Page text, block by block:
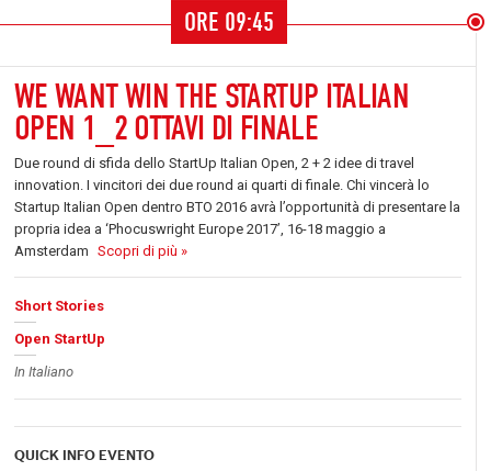
ORE 09:45
WE WANT WIN THE STARTUP ITALIAN
OPEN 1_2 OTTAVI DI FINALE
Due round di sfida dello StartUp Italian Open, 2 + 2 idee di travel
innovation. I vincitori dei due round ai quarti di finale. Chi vincerà lo
Startup Italian Open dentro BTO 2016 avrà l’opportunità di presentare la
propria idea a ‘Phocuswright Europe 2017’, 16-18 maggio a
Amsterdam Scopri di più »
Short Stories
Open StartUp
In Italiano
QUICK INFO EVENTO